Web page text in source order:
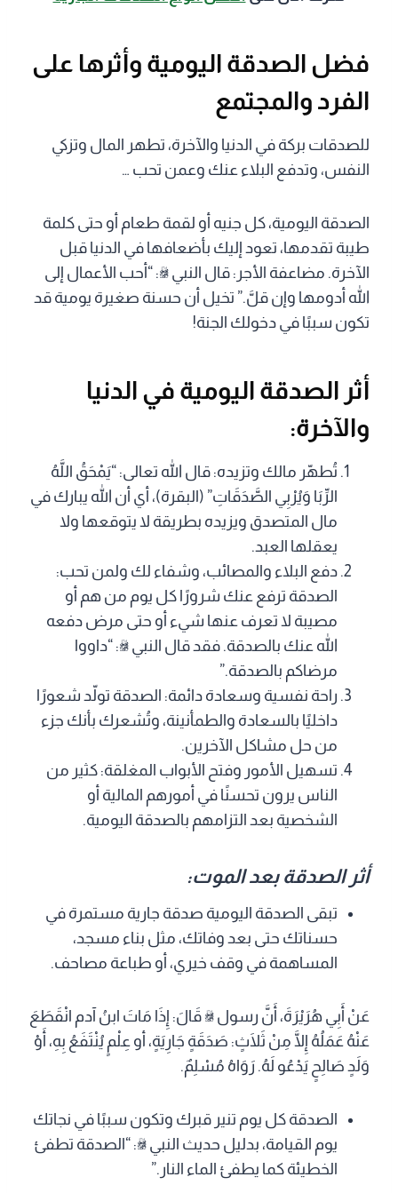
فضل الصدقة اليومية وأثرها على
الفرد والمجتمع
للصدقات بركة في الدنيا والآخرة، تطهر المال وتزكي
النفس، وتدفع البلاء عنك وعمن تحب …
الصدقة اليومية، كل جنيه أو لقمة طعام أو حتى كلمة
طيبة تقدمها، تعود إليك بأضعافها في الدنيا قبل
الآخرة. مضاعفة الأجر: قال النبي ﷺ: “أحب الأعمال إلى
الله أدومها وإن قلَّ.” تخيل أن حسنة صغيرة يومية قد
تكون سببًا في دخولك الجنة!
أثر الصدقة اليومية في الدنيا
والآخرة:
تُطهّر مالك وتزيده: قال الله تعالى: “يَمْحَقُ اللَّهُ
الرِّبَا وَيُرْبِي الصَّدَقَاتِ” (البقرة)، أي أن الله يبارك في
مال المتصدق ويزيده بطريقة لا يتوقعها ولا
يعقلها العبد.
دفع البلاء والمصائب، وشفاء لك ولمن تحب:
الصدقة ترفع عنك شرورًا كل يوم من هم أو
مصيبة لا تعرف عنها شيء أو حتى مرض دفعه
الله عنك بالصدقة. فقد قال النبي ﷺ: “داووا
مرضاكم بالصدقة.”
راحة نفسية وسعادة دائمة: الصدقة تولّد شعورًا
داخليًا بالسعادة والطمأنينة، وتُشعرك بأنك جزء
من حل مشاكل الآخرين.
تسهيل الأمور وفتح الأبواب المغلقة: كثير من
الناس يرون تحسنًا في أمورهم المالية أو
الشخصية بعد التزامهم بالصدقة اليومية.
أثر الصدقة بعد الموت:
تبقى الصدقة اليومية صدقة جارية مستمرة في
حسناتك حتى بعد وفاتك، مثل بناء مسجد،
المساهمة في وقف خيري، أو طباعة مصاحف.
عَنْ أَبِي هُرَيْرَةَ، أَنَّ رسول ﷺ قَالَ: إِذَا مَاتَ ابنُ آدم انْقَطَعَ
عَنْهُ عَمَلُهُ إِلَّا مِنْ ثَلَاثٍ: صَدَقَةٍ جَارِيَةٍ، أو عِلْمٍ يُنْتَفَعُ بِهِ، أَوْ
وَلَدٍ صَالِحٍ يَدْعُو لَهُ. رَوَاهُ مُسْلِمٌ.
الصدقة كل يوم تنير قبرك وتكون سببًا في نجاتك
يوم القيامة، بدليل حديث النبي ﷺ: “الصدقة تطفئ
الخطيئة كما يطفئ الماء النار.”